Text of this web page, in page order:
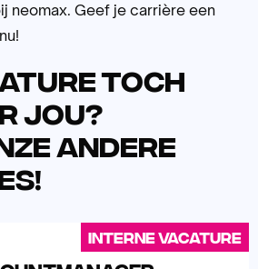
neomax. Geef je carrière een
toch
jou?
andere
Interne vacature